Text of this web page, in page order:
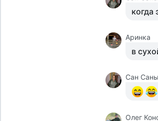
когда
Аринка
в
Сан
Олег